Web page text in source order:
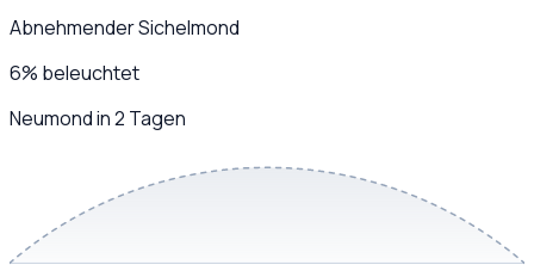
Abnehmender Sichelmond
6% beleuchtet
Neumond in 2 Tagen